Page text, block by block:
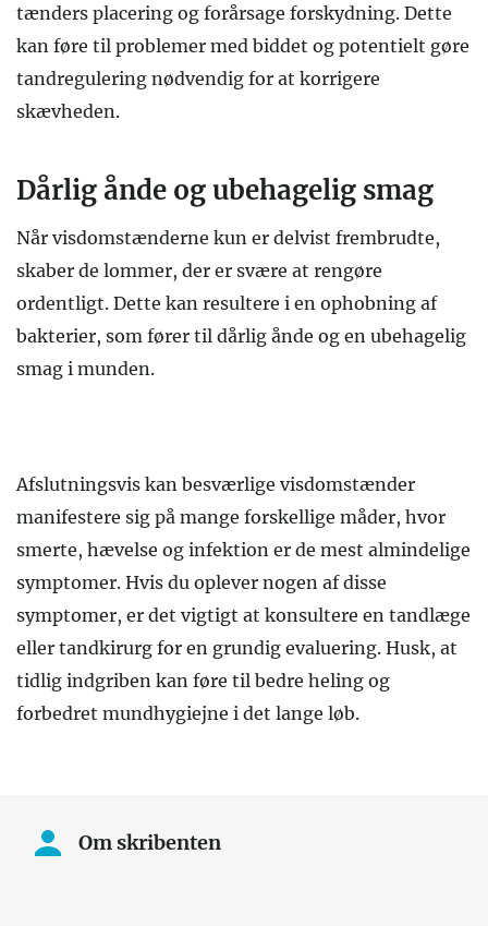
tænders placering og forårsage forskydning. Dette
kan føre til problemer med biddet og potentielt gøre
tandregulering nødvendig for at korrigere
skævheden.
Dårlig ånde og ubehagelig smag
Når visdomstænderne kun er delvist frembrudte,
skaber de lommer, der er svære at rengøre
ordentligt. Dette kan resultere i en ophobning af
bakterier, som fører til dårlig ånde og en ubehagelig
smag i munden.
Afslutningsvis kan besværlige visdomstænder
manifestere sig på mange forskellige måder, hvor
smerte, hævelse og infektion er de mest almindelige
symptomer. Hvis du oplever nogen af disse
symptomer, er det vigtigt at konsultere en tandlæge
eller tandkirurg for en grundig evaluering. Husk, at
tidlig indgriben kan føre til bedre heling og
forbedret mundhygiejne i det lange løb.
Om skribenten